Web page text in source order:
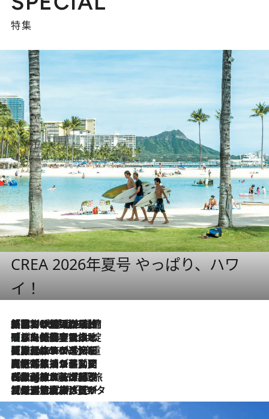
特集
CREA 2026年夏号 やっぱり、ハワ
イ！
2026.8.6
「荷物が増えるほど旅ストレスは増す」美容ジャーナリストがたどり着いた最終結論。“化粧品を劇的に減らす”感動の凝縮美容とは
2026.8.6
「旅先には金髪ウィッグを持参」日本と同じメイクでは損してる!? 美容ジャーナリストが提案する“掟破りの旅美容”とは
2026.8.6
【厳選旅コスメ】「身軽さ＆UV対策重視！」ヘアアーティストshucoが選んだ夏旅ベストコスメを発表【Mサイズジップ】
2026.8.5
【厳選旅コスメ】国内をあちこち移動する河井菜摘が選んだ夏旅ベストコスメ発表！「リラックスアイテムはマスト」【Mサイズジップ】
2026.8.4
【厳選旅コスメ】「紫外線＆乾燥対策しながらメイク感も！」ヘア＆メイクGeorgeが選んだ夏旅ベストコスメを発表！【Mサイズジップ】
2026.8.3
【厳選旅コスメ】「保湿もタイパ重視！」“サウナ好き”タレント清水みさとが愛用する夏旅ベストコスメを発表！【Mサイズジップ】